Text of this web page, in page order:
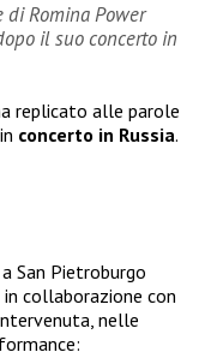
Romina Power
il suo concerto in
replicato alle parole
concerto in Russia.
San Pietroburgo
in collaborazione con
nelle